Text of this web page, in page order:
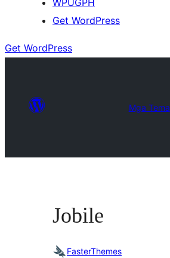
WPUGPH
Get WordPress
Get WordPress
Mga Tema
Jobile
FasterThemes